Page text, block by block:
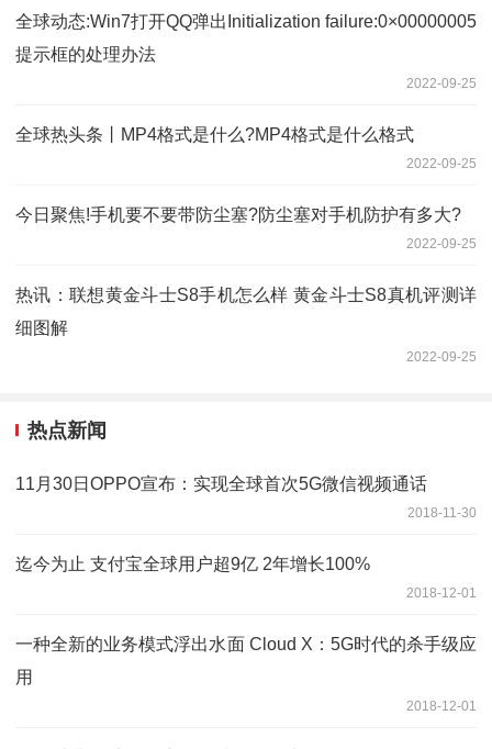
全球动态:Win7打开QQ弹出Initialization failure:0×00000005
提示框的处理办法
2022-09-25
全球热头条丨MP4格式是什么?MP4格式是什么格式
2022-09-25
今日聚焦!手机要不要带防尘塞?防尘塞对手机防护有多大?
2022-09-25
热讯：联想黄金斗士S8手机怎么样 黄金斗士S8真机评测详
细图解
2022-09-25
热点新闻
11月30日OPPO宣布：实现全球首次5G微信视频通话
2018-11-30
迄今为止 支付宝全球用户超9亿 2年增长100%
2018-12-01
一种全新的业务模式浮出水面 Cloud X：5G时代的杀手级应
用
2018-12-01